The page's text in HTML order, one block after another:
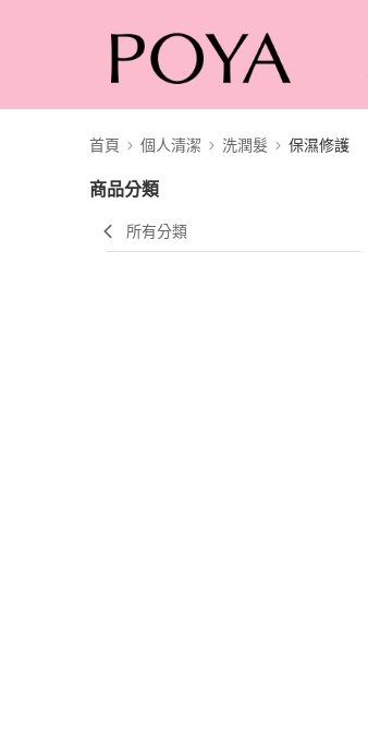
首頁 個人清潔 洗潤髮 保濕修護
商品分類
所有分類